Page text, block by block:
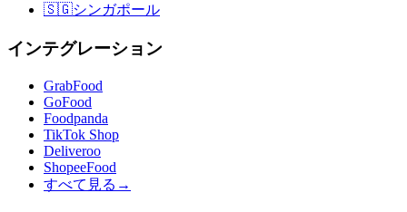
🇸🇬シンガポール
インテグレーション
GrabFood
GoFood
Foodpanda
TikTok Shop
Deliveroo
ShopeeFood
すべて見る →